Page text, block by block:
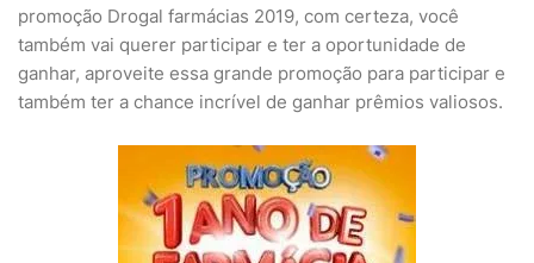
promoção Drogal farmácias 2019, com certeza, você
também vai querer participar e ter a oportunidade de
ganhar, aproveite essa grande promoção para participar e
também ter a chance incrível de ganhar prêmios valiosos.